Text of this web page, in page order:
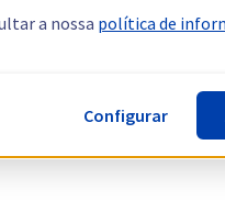
a nossa política de
Configurar